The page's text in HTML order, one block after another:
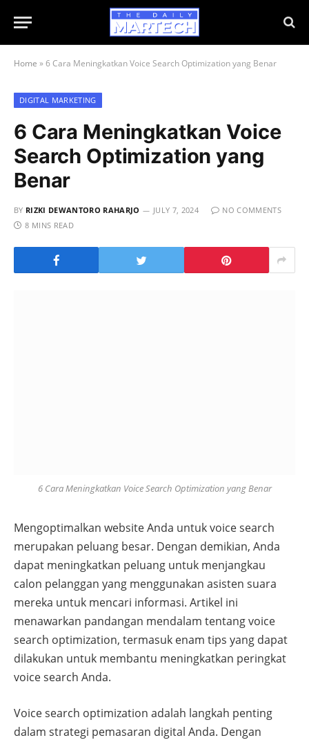
Home »6 Cara Meningkatkan Voice Search Optimization yang Benar
DIGITAL MARKETING
6 Cara Meningkatkan Voice
Search Optimization yang
Benar
BY RIZKI DEWANTORO RAHARJO JULY 7, 2024
NO COMMENTS
8 MINS READ
6 Cara Meningkatkan Voice Search Optimization yang Benar
Mengoptimalkan website Anda untuk voice search
merupakan peluang besar. Dengan demikian, Anda
dapat meningkatkan peluang untuk menjangkau
calon pelanggan yang menggunakan asisten suara
mereka untuk mencari informasi. Artikel ini
menawarkan pandangan mendalam tentang voice
search optimization, termasuk enam tips yang dapat
dilakukan untuk membantu meningkatkan peringkat
voice search Anda.
Voice search optimization adalah langkah penting
dalam strategi pemasaran digital Anda. Dengan